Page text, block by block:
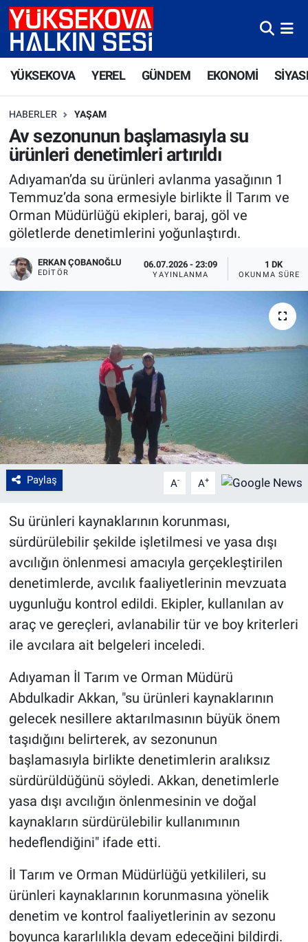
YÜKSEKOVA YEREL GÜNDEM EKONOMİ
HABERLER YAŞAM
Av sezonunun başlamasıyla su
ürünleri denetimleri artırıldı
Adıyaman’da su ürünleri avlanma yasağının 1
Temmuz’da sona ermesiyle birlikte İl Tarım ve
Orman Müdürlüğü ekipleri, baraj, göl ve
göletlerde denetimlerini yoğunlaştırdı.
ERKAN ÇOBANOĞLU
EDITÖR
06.07.2026 - 23:09
YAYINLANMA
1 DK
OKUNMA SÜRESI
Paylaş A- A+
Su ürünleri kaynaklarının korunması,
sürdürülebilir şekilde işletilmesi ve yasa dışı
avcılığın önlenmesi amacıyla gerçekleştirilen
denetimlerde, avcılık faaliyetlerinin mevzuata
uygunluğu kontrol edildi. Ekipler, kullanılan av
araç ve gereçleri, avlanabilir tür ve boy kriterleri
ile avcılara ait belgeleri inceledi.
Adıyaman İl Tarım ve Orman Müdürü
Abdulkadir Akkan, "su ürünleri kaynaklarının
gelecek nesillere aktarılmasının büyük önem
taşıdığını belirterek, av sezonunun
başlamasıyla birlikte denetimlerin aralıksız
sürdürüldüğünü söyledi. Akkan, denetimlerle
yasa dışı avcılığın önlenmesinin ve doğal
kaynakların sürdürülebilir kullanımının
hedeflendiğini" ifade etti.
İl Tarım ve Orman Müdürlüğü yetkilileri, su
ürünleri kaynaklarının korunmasına yönelik
denetim ve kontrol faaliyetlerinin av sezonu
boyunca kararlılıkla devam edeceğini bildirdi.
Yüksekova Nöbetçi Eczaneler
Yüksekova Trafik Yoğunluk Haritası
Süper Lig Puan Durumu ve Fikstür
Tüm Manşetler
Son Dakika Haberleri
Haber Arşivi